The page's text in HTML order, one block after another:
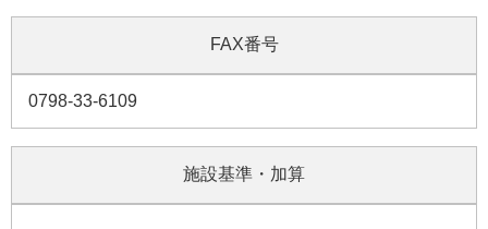
FAX番号
0798-33-6109
施設基準・加算